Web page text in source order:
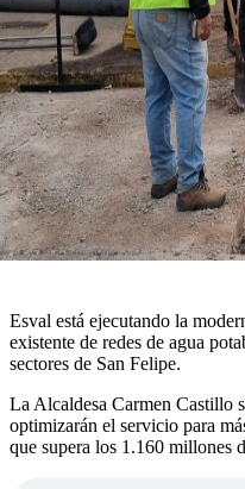
Esval está ejecutando la
existente de redes de agua
sectores de San Felipe.
La Alcaldesa Carmen Castillo
optimizarán el servicio para
que supera los 1.160 millones